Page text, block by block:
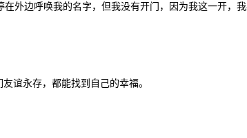
边呼唤我的名字，但我没有开门，因为我这一开，
谊永存，都能找到自己的幸福。